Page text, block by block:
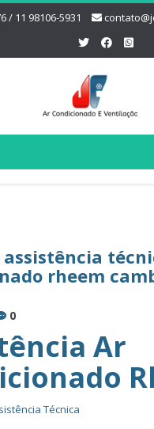
/ 11 98106-5931
assistência
rheem
0
Ar
Técnica